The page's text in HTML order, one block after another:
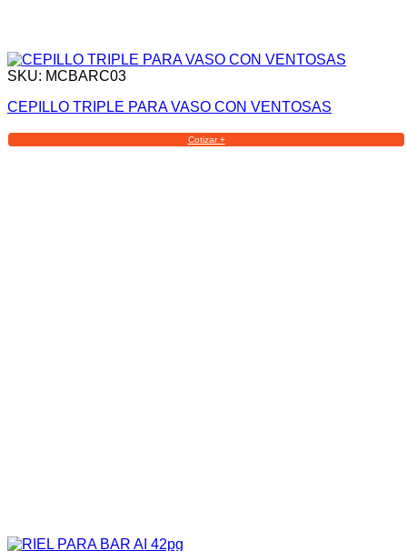
SKU: MCBARC03
CEPILLO TRIPLE PARA VASO CON VENTOSAS
Cotizar +